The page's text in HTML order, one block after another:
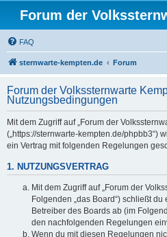
Forum der
FAQ
sternwarte-kempten.de Forum
Forum der Volkssternwarte
Nutzungsbedingungen
Mit dem Zugriff auf „Forum der
(„https://sternwarte-kempten.de/phpbb3“)
ein Vertrag mit folgenden Regelungen
1. NUTZUNGSVERTRAG
Mit dem Zugriff auf „Forum der
Folgenden „das Board“) schließt
Betreiber des Boards ab (im
den nachfolgenden Regelungen
Wenn du mit diesen Regelungen